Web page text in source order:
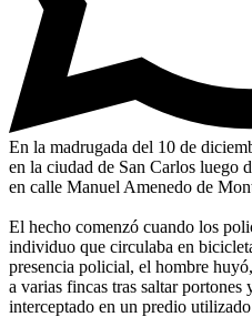
En la madrugada del 10 de
en la ciudad de San Carlos luego
en calle Manuel Amenedo de
El hecho comenzó cuando los
individuo que circulaba en
presencia policial, el hombre
a varias fincas tras saltar portones
interceptado en un predio